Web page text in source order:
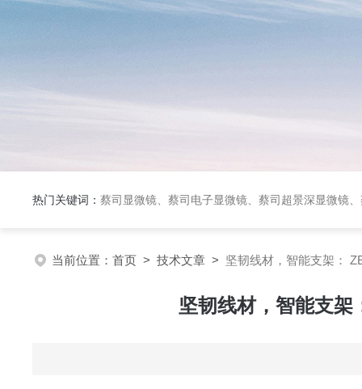
热门关键词： 蔡司显微镜、蔡司电子显微镜、蔡司超景深显微镜
当前位置： 首页 > 技术文章 > 坚韧线材，智能支架：
坚韧线材，智能支